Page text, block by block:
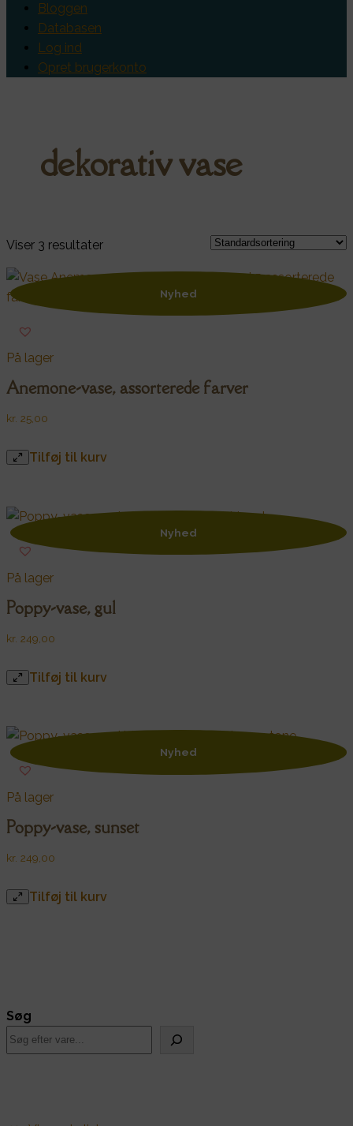
Bloggen
Databasen
Log ind
Opret brugerkonto
dekorativ vase
Viser 3 resultater
Nyhed
På lager
Anemone-vase, assorterede farver
kr. 25,00
Tilføj til kurv
Nyhed
På lager
Poppy-vase, gul
kr. 249,00
Tilføj til kurv
Nyhed
På lager
Poppy-vase, sunset
kr. 249,00
Tilføj til kurv
Søg